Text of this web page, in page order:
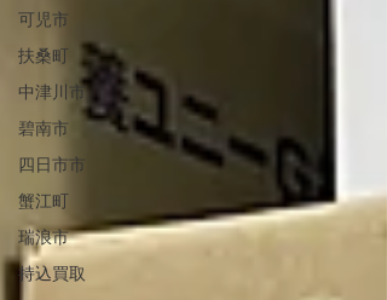
可児市
扶桑町
中津川市
碧南市
四日市市
蟹江町
瑞浪市
持込買取